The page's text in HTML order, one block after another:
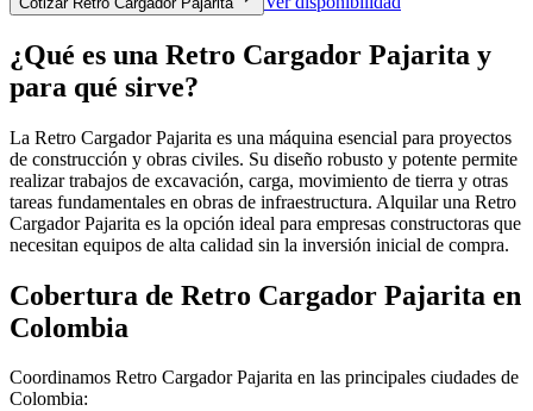
¿Qué es una Retro Cargador Pajarita y
para qué sirve?
La Retro Cargador Pajarita es una máquina esencial para proyectos
de construcción y obras civiles. Su diseño robusto y potente permite
realizar trabajos de excavación, carga, movimiento de tierra y otras
tareas fundamentales en obras de infraestructura. Alquilar una Retro
Cargador Pajarita es la opción ideal para empresas constructoras que
necesitan equipos de alta calidad sin la inversión inicial de compra.
Cobertura de Retro Cargador Pajarita en
Colombia
Coordinamos Retro Cargador Pajarita en las principales ciudades de
Colombia: